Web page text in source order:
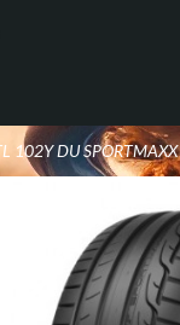
102Y DU SPORTMAXX